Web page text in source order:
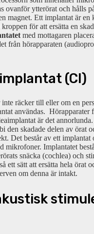
ovanför ytterörat och hålls
magnet. Ett implantat är
för att ersätta en
med mottagaren
från hörapparaten
(CI)
räcker till eller om en
användas. Hörapparater
är det
den skadade delen av örat
Det består av ett implantat
mikrofoner. Implantatet
snäcka (cochlea) och
ett sätt att ersätta hela örat
om denna är intakt.